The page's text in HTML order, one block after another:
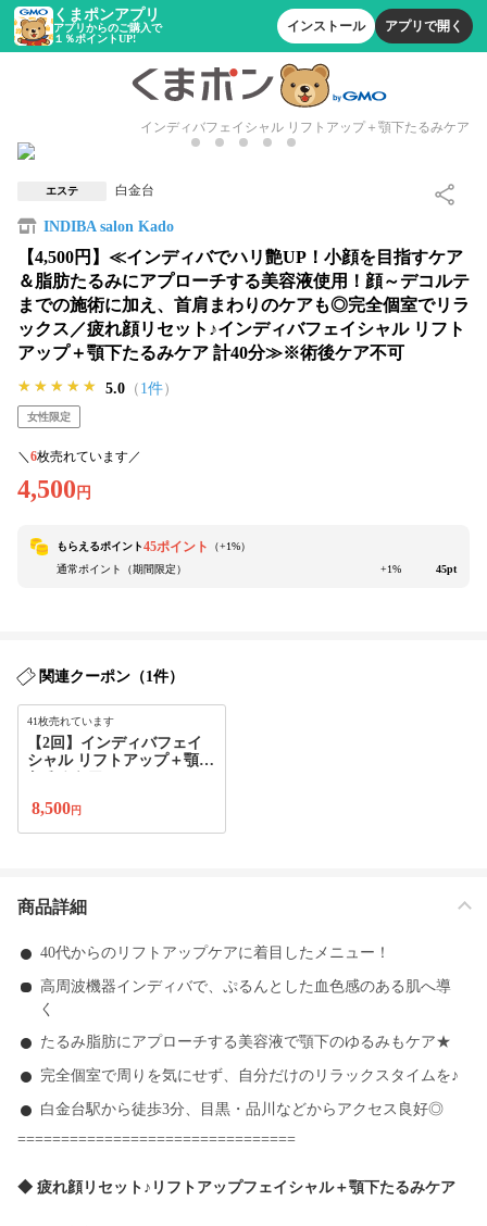
くまポンアプリ
アプリからのご購入で
１％ポイントUP!
インストール アプリで開く
インディバフェイシャル リフトアップ＋顎下たるみケア
エステ 白金台
INDIBA salon Kado
【4,500円】≪インディバでハリ艶UP！小顔を目指すケア
＆脂肪たるみにアプローチする美容液使用！顔～デコルテ
までの施術に加え、首肩まわりのケアも◎完全個室でリラ
ックス／疲れ顔リセット♪インディバフェイシャル リフト
アップ＋顎下たるみケア 計40分≫※術後ケア不可
★★★★★
★★★★★
★★★★★ 5.0 （ 1件）
女性限定
＼ 6枚売れています／
4,500 円
もらえるポイント45ポイント （+1%）
通常ポイント（期間限定）
+1% 45pt
関連クーポン（1件）
41枚売れています
【2回】インディバフェイ
シャル リフトアップ＋顎下
8,500円
商品詳細
40代からのリフトアップケアに着目したメニュー！
高周波機器インディバで、ぷるんとした血色感のある肌へ導
く
たるみ脂肪にアプローチする美容液で顎下のゆるみもケア★
完全個室で周りを気にせず、自分だけのリラックスタイムを♪
白金台駅から徒歩3分、目黒・品川などからアクセス良好◎
================================
◆ 疲れ顔リセット♪リフトアップフェイシャル＋顎下たるみケア